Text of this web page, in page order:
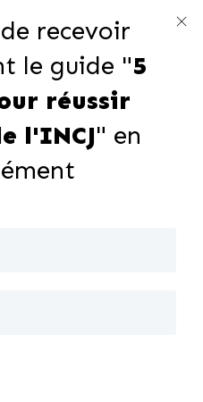
recevoir
le guide "5
réussir
l'INCJ" en